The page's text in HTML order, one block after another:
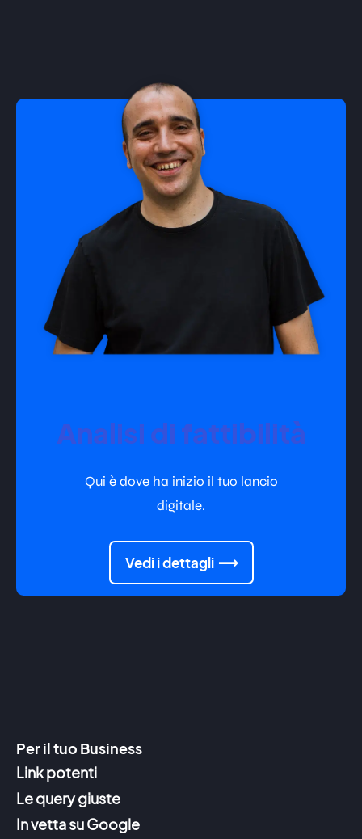
Analisi di fattibilità
Qui è dove ha inizio il tuo lancio
digitale.
Vedi i dettagli
Per il tuo Business
Link potenti
Le query giuste
In vetta su Google